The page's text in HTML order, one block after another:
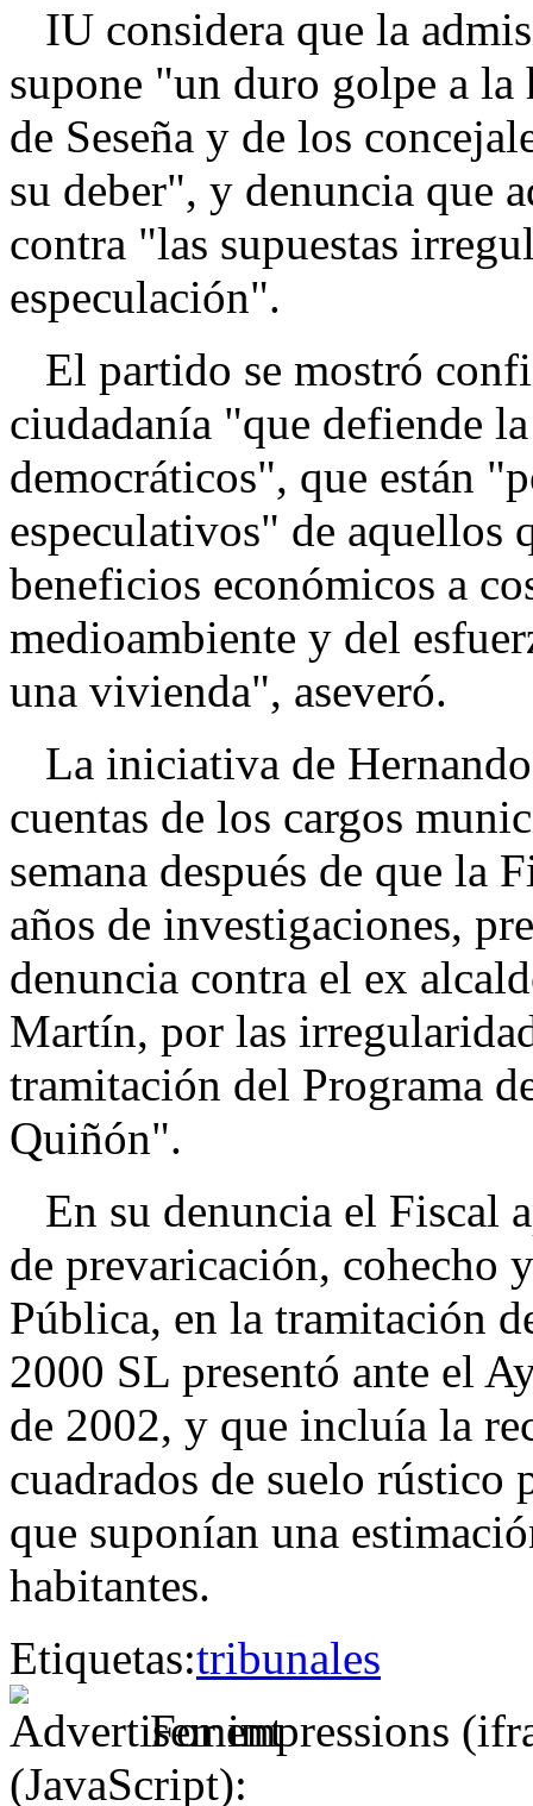
IU considera que la
supone "un duro golpe a
de Seseña y de los
su deber", y denuncia que
contra "las supuestas
especulación".
El partido se mostró
ciudadanía "que defiende
democráticos", que están
especulativos" de aquellos
beneficios económicos a
medioambiente y del
una vivienda", aseveró.
La iniciativa de
cuentas de los cargos
semana después de que la
años de investigaciones,
denuncia contra el ex
Martín, por las
tramitación del Programa
Quiñón".
En su denuncia el Fiscal
de prevaricación, cohecho
Pública, en la tramitación
2000 SL presentó ante el
de 2002, y que incluía la
cuadrados de suelo
que suponían una
habitantes.
Etiquetas:tribunales
For impressions
(JavaScript):